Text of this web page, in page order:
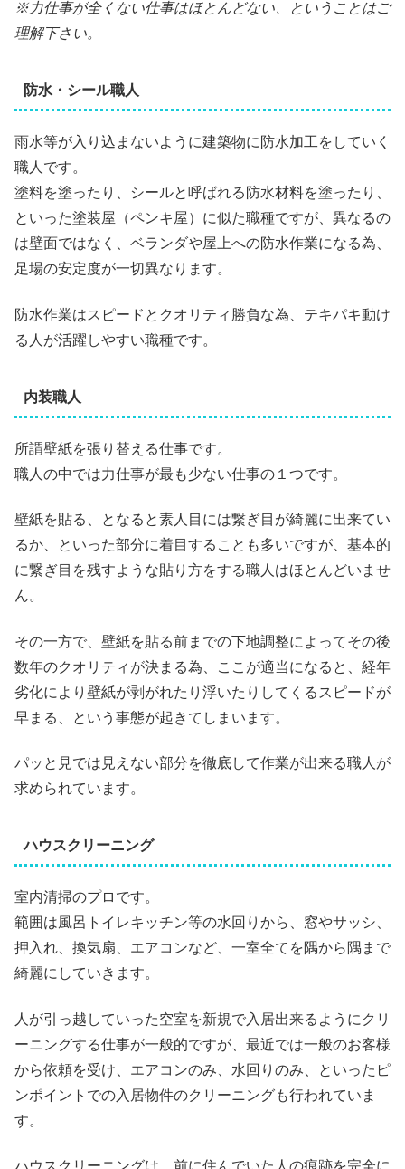
※力仕事が全くない仕事はほとんどない、ということはご
理解下さい。
防水・シール職人
雨水等が入り込まないように建築物に防水加工をしていく
職人です。
塗料を塗ったり、シールと呼ばれる防水材料を塗ったり、
といった塗装屋（ペンキ屋）に似た職種ですが、異なるの
は壁面ではなく、ベランダや屋上への防水作業になる為、
足場の安定度が一切異なります。
防水作業はスピードとクオリティ勝負な為、テキパキ動け
る人が活躍しやすい職種です。
内装職人
所謂壁紙を張り替える仕事です。
職人の中では力仕事が最も少ない仕事の１つです。
壁紙を貼る、となると素人目には繋ぎ目が綺麗に出来てい
るか、といった部分に着目することも多いですが、基本的
に繋ぎ目を残すような貼り方をする職人はほとんどいませ
ん。
その一方で、壁紙を貼る前までの下地調整によってその後
数年のクオリティが決まる為、ここが適当になると、経年
劣化により壁紙が剥がれたり浮いたりしてくるスピードが
早まる、という事態が起きてしまいます。
パッと見では見えない部分を徹底して作業が出来る職人が
求められています。
ハウスクリーニング
室内清掃のプロです。
範囲は風呂トイレキッチン等の水回りから、窓やサッシ、
押入れ、換気扇、エアコンなど、一室全てを隅から隅まで
綺麗にしていきます。
人が引っ越していった空室を新規で入居出来るようにクリ
ーニングする仕事が一般的ですが、最近では一般のお客様
から依頼を受け、エアコンのみ、水回りのみ、といったピ
ンポイントでの入居物件のクリーニングも行われていま
す。
ハウスクリーニングは、前に住んでいた人の痕跡を完全に